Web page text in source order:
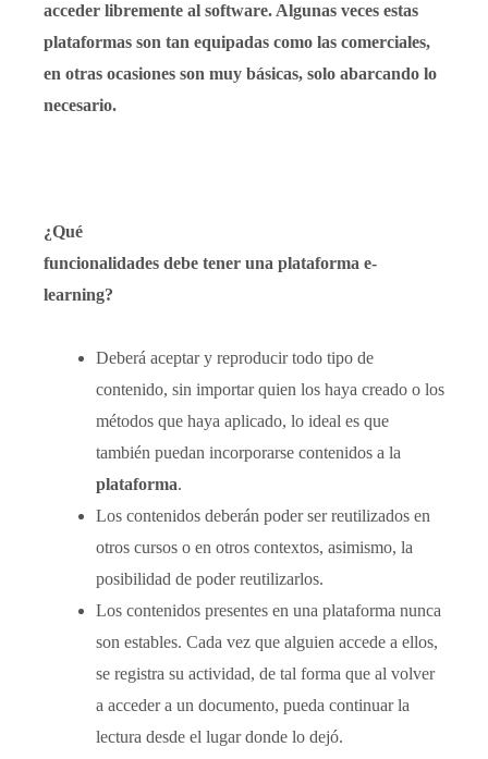
acceder libremente al software. Algunas veces estas
plataformas son tan equipadas como las comerciales,
en otras ocasiones son muy básicas, solo abarcando lo
necesario.
¿Qué
funcionalidades debe tener una plataforma e-
learning?
Deberá aceptar y reproducir todo tipo de
contenido, sin importar quien los haya creado o los
métodos que haya aplicado, lo ideal es que
también puedan incorporarse contenidos a la
plataforma.
Los contenidos deberán poder ser reutilizados en
otros cursos o en otros contextos, asimismo, la
posibilidad de poder reutilizarlos.
Los contenidos presentes en una plataforma nunca
son estables. Cada vez que alguien accede a ellos,
se registra su actividad, de tal forma que al volver
a acceder a un documento, pueda continuar la
lectura desde el lugar donde lo dejó.